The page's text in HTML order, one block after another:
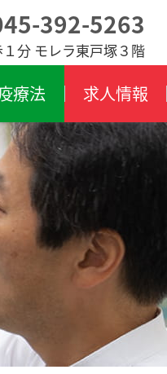
392-5263
分 モレラ東戸塚３階
療法 求人情報